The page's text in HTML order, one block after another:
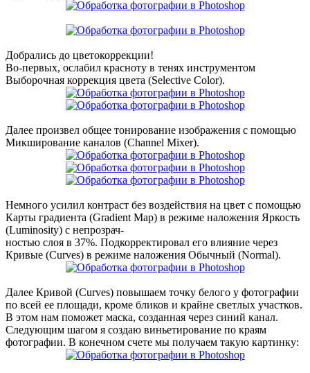
Добрались до цветокоррекции!
Во-первых, ослабил красноту в тенях инструментом
Выборочная коррекция цвета (Selective Color).
Далее произвел общее тонирование изображения с помощью
Микширование каналов (Channel Mixer).
Немного усилил контраст без воздействия на цвет с помощью
Карты градиента (Gradient Map) в режиме наложения Яркость
(Luminosity) с непрозрач-
ностью слоя в 37%. Подкорректировал его влияние через
Кривые (Curves) в режиме наложения Обычный (Normal).
Далее Кривой (Curves) повышаем точку белого у фотографии
по всей ее площади, кроме бликов и крайне светлых участков.
В этом нам поможет маска, созданная через синий канал.
Следующим шагом я создаю виньетирование по краям
фотографии. В конечном счете мы получаем такую картинку: